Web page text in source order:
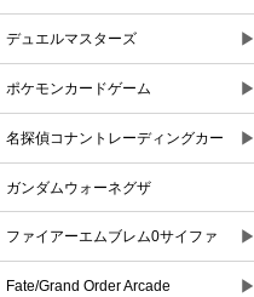
デュエルマスターズ ▶
ポケモンカードゲーム ▶
名探偵コナントレーディングカー
ドゲーム
▶
ガンダムウォーネグザ
ファイアーエムブレム0サイファ ▶
Fate/Grand Order Arcade ▶